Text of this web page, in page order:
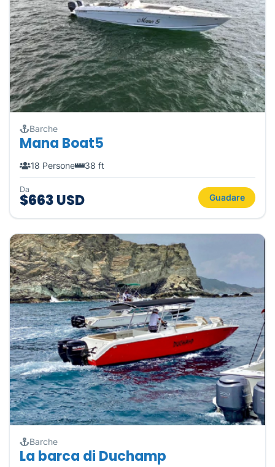
Barche
Mana Boat5
18 Persone 38 ft
Da
$663 USD Guadare
Barche
La barca di Duchamp